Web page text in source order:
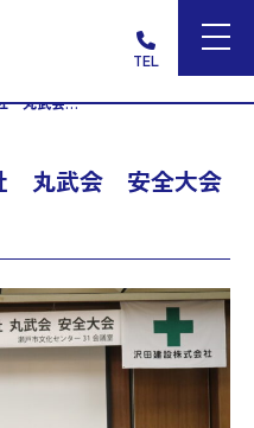
TEL
2024 沢田建設株式会社 丸武会 安全大会
丸武会 安全大会